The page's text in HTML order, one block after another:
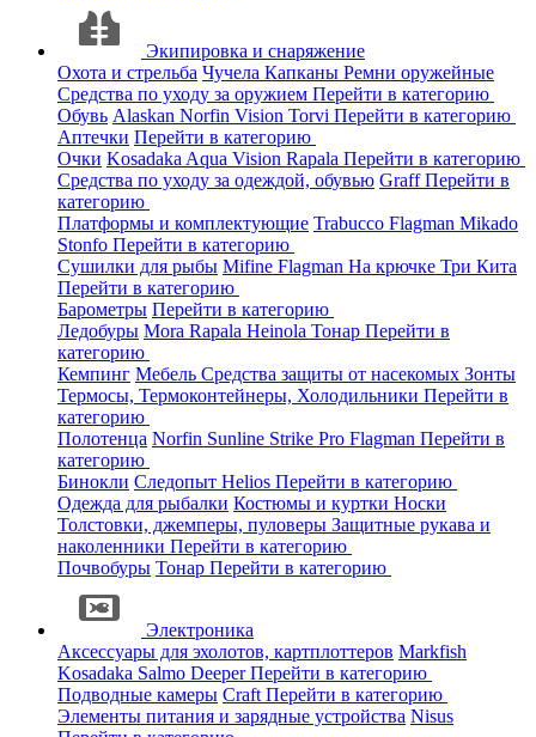
Экипировка и снаряжение
Охота и стрельба Чучела Капканы Ремни оружейные
Средства по уходу за оружием Перейти в категорию
Обувь Alaskan Norfin Vision Torvi Перейти в категорию
Аптечки Перейти в категорию
Очки Kosadaka Aqua Vision Rapala Перейти в категорию
Средства по уходу за одеждой, обувью GraffПерейти в
категорию
Платформы и комплектующие Trabucco Flagman Mikado
Stonfo Перейти в категорию
Сушилки для рыбы Mifine Flagman На крючке Три Кита
Перейти в категорию
Барометры Перейти в категорию
Ледобуры Mora Rapala Heinola Тонар Перейти в
категорию
Кемпинг Мебель Средства защиты от насекомых Зонты
Термосы, Термоконтейнеры, Холодильники Перейти в
категорию
Полотенца Norfin Sunline Strike Pro Flagman Перейти в
категорию
Бинокли Следопыт Helios Перейти в категорию
Одежда для рыбалки Костюмы и куртки Носки
Толстовки, джемперы, пуловеры Защитные рукава и
наколенники Перейти в категорию
Почвобуры Тонар Перейти в категорию
Электроника
Аксессуары для эхолотов, картплоттеров Markfish
Kosadaka Salmo DeeperПерейти в категорию
Подводные камеры Craft Перейти в категорию
Элементы питания и зарядные устройства Nisus